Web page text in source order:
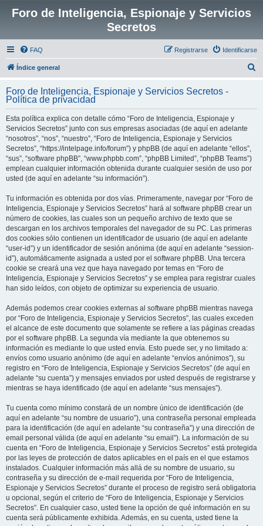
Foro de Inteligencia, Espionaje y Servicios
Secretos
FAQ Identificarse
Registrarse
Índice general
c
Foro de Inteligencia, Espionaje y Servicios Secretos -
Política de privacidad
Esta política explica con detalle cómo “Foro de Inteligencia, Espionaje y
Servicios Secretos” junto con sus empresas asociadas (de aquí en adelante
“nosotros”, “nos”, “nuestro”, “Foro de Inteligencia, Espionaje y Servicios
Secretos”, “https://intelpage.info/forum”) y phpBB (de aquí en adelante “ellos”,
“sus”, “software phpBB”, “www.phpbb.com”, “phpBB Limited”, “phpBB Teams”)
emplean cualquier información obtenida durante cualquier sesión de uso por
usted (de aquí en adelante “su información”).
Tu información es obtenida por dos vías. Primeramente, navegar por “Foro de
Inteligencia, Espionaje y Servicios Secretos” hará al software phpBB crear un
número de cookies, las cuales son un pequeño archivo de texto que se
descargan en los archivos temporales del navegador de su PC. Las primeras
dos cookies sólo contienen un identificador de usuario (de aquí en adelante
“user-id”) y un identificador de sesión anónima (de aquí en adelante “session-
id”), automáticamente asignada a usted por el software phpBB. Una tercera
cookie se creará una vez que haya navegado por temas en “Foro de
Inteligencia, Espionaje y Servicios Secretos” y se emplea para registrar cuales
han sido leídos, con objeto de optimizar su experiencia de usuario.
Además podemos crear cookies externas al software phpBB mientras navega
por “Foro de Inteligencia, Espionaje y Servicios Secretos”, las cuales exceden
el alcance de este documento que solamente se refiere a las páginas creadas
por el software phpBB. La segunda vía mediante la que obtenemos su
información es mediante lo que usted envía. Esto puede ser, y no limitado a:
envíos como usuario anónimo (de aquí en adelante “envíos anónimos”), su
registro en “Foro de Inteligencia, Espionaje y Servicios Secretos” (de aquí en
adelante “su cuenta”) y mensajes enviados por usted después de registrarse y
mientras se haya identificado (de aquí en adelante “sus mensajes”).
Tu cuenta como mínimo constará de un nombre único de identificación (de
aquí en adelante “su nombre de usuario”), una contraseña personal empleada
para la identificación (de aquí en adelante “su contraseña”) y una dirección de
email personal válida (de aquí en adelante “su email”). La información de su
cuenta en “Foro de Inteligencia, Espionaje y Servicios Secretos” está protegida
por las leyes de protección de datos aplicables en el país en el que estamos
instalados. Cualquier información más allá de su nombre de usuario, su
contraseña y su dirección de e-mail requerida por “Foro de Inteligencia,
Espionaje y Servicios Secretos” durante el proceso de registro será obligatoria
u opcional, según el criterio de “Foro de Inteligencia, Espionaje y Servicios
Secretos”. En cualquier caso, usted tiene la opción de qué información en su
cuenta será públicamente exhibida. Además, en su cuenta, usted tiene la